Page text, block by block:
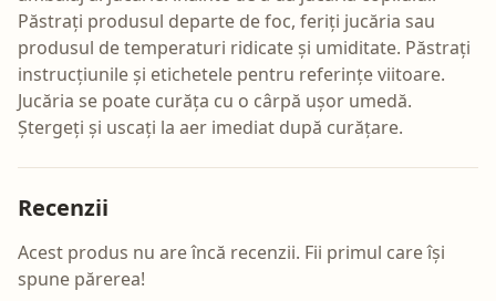
Păstrați produsul departe de foc, feriți jucăria sau
produsul de temperaturi ridicate și umiditate. Păstrați
instrucțiunile și etichetele pentru referințe viitoare.
Jucăria se poate curăța cu o cârpă ușor umedă.
Ștergeți și uscați la aer imediat după curățare.
Recenzii
Acest produs nu are încă recenzii. Fii primul care își
spune părerea!